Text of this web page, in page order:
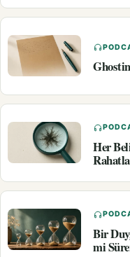
Her
Bir
mi